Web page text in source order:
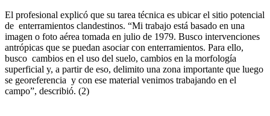
El profesional explicó que su tarea técnica es ubicar el sitio potencial
de enterramientos clandestinos. “Mi trabajo está basado en una
imagen o foto aérea tomada en julio de 1979. Busco intervenciones
antrópicas que se puedan asociar con enterramientos. Para ello,
busco cambios en el uso del suelo, cambios en la morfología
superficial y, a partir de eso, delimito una zona importante que luego
se georeferencia y con ese material venimos trabajando en el
campo”, describió. (2)